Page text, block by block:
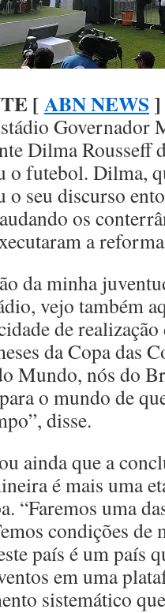
[ABN NEWS]
Governador
Dilma Rousseff
o futebol. Dilma,
seu discurso
os
a
da minha
vejo também
de
da Copa das
Mundo, nós do
o mundo de
disse.
ainda que a
é mais uma
“Faremos uma
condições de
país é um país
em uma
sistemático